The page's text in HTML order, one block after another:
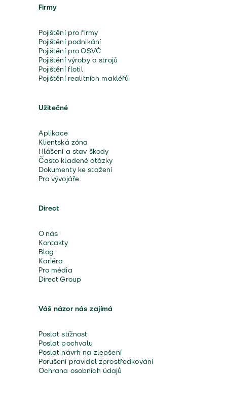
Firmy
Pojištění pro firmy
Pojištění podnikání
Pojištění pro OSVČ
Pojištění výroby a strojů
Pojištění flotil
Pojištění realitních makléřů
Užitečné
Aplikace
Klientská zóna
Hlášení a stav škody
Často kladené otázky
Dokumenty ke stažení
Pro vývojáře
Direct
O nás
Kontakty
Blog
Kariéra
Pro média
Direct Group
Váš názor nás zajímá
Poslat stížnost
Poslat pochvalu
Poslat návrh na zlepšení
Porušení pravidel zprostředkování
Ochrana osobních údajů